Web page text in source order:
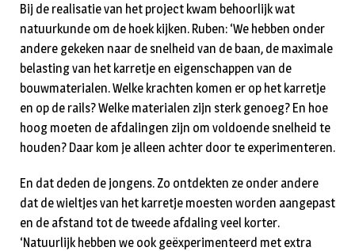
Bij de realisatie van het project kwam behoorlijk wat
natuurkunde om de hoek kijken. Ruben: ‘We hebben onder
andere gekeken naar de snelheid van de baan, de maximale
belasting van het karretje en eigenschappen van de
bouwmaterialen. Welke krachten komen er op het karretje
en op de rails? Welke materialen zijn sterk genoeg? En hoe
hoog moeten de afdalingen zijn om voldoende snelheid te
houden? Daar kom je alleen achter door te experimenteren.
En dat deden de jongens. Zo ontdekten ze onder andere
dat de wieltjes van het karretje moesten worden aangepast
en de afstand tot de tweede afdaling veel korter.
‘Natuurlijk hebben we ook geëxperimenteerd met extra